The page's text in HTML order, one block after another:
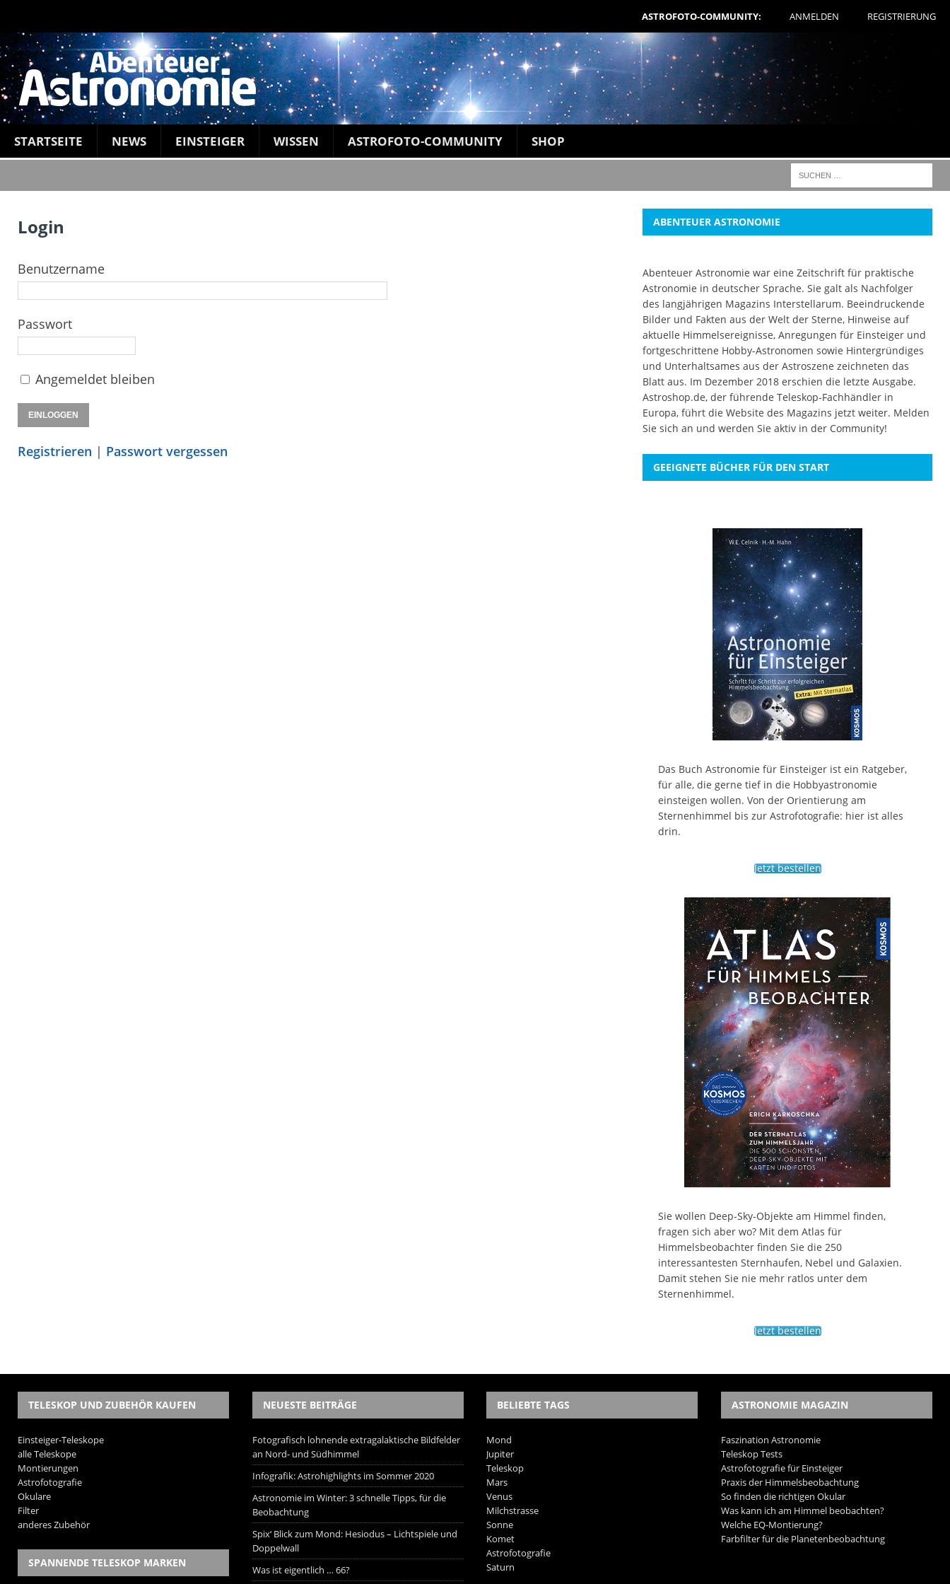
ASTROFOTO-COMMUNITY: ANMELDEN REGISTRIERUNG
STARTSEITE NEWS EINSTEIGER WISSEN ASTROFOTO-COMMUNITY SHOP
Login
Benutzername
Passwort
Angemeldet bleiben
Registrieren | Passwort vergessen
ABENTEUER ASTRONOMIE
Abenteuer Astronomie war eine Zeitschrift für praktische
Astronomie in deutscher Sprache. Sie galt als Nachfolger
des langjährigen Magazins Interstellarum. Beeindruckende
Bilder und Fakten aus der Welt der Sterne, Hinweise auf
aktuelle Himmelsereignisse, Anregungen für Einsteiger und
fortgeschrittene Hobby-Astronomen sowie Hintergründiges
und Unterhaltsames aus der Astroszene zeichneten das
Blatt aus. Im Dezember 2018 erschien die letzte Ausgabe.
Astroshop.de, der führende Teleskop-Fachhändler in
Europa, führt die Website des Magazins jetzt weiter. Melden
Sie sich an und werden Sie aktiv in der Community!
GEEIGNETE BÜCHER FÜR DEN START
Das Buch Astronomie für Einsteiger ist ein Ratgeber,
für alle, die gerne tief in die Hobbyastronomie
einsteigen wollen. Von der Orientierung am
Sternenhimmel bis zur Astrofotografie: hier ist alles
drin.
Jetzt bestellen
Sie wollen Deep-Sky-Objekte am Himmel finden,
fragen sich aber wo? Mit dem Atlas für
Himmelsbeobachter finden Sie die 250
interessantesten Sternhaufen, Nebel und Galaxien.
Damit stehen Sie nie mehr ratlos unter dem
Sternenhimmel.
Jetzt bestellen
TELESKOP UND ZUBEHÖR KAUFEN
Einsteiger-Teleskope
alle Teleskope
Montierungen
Astrofotografie
Okulare
Filter
anderes Zubehör
SPANNENDE TELESKOP MARKEN
NEUESTE BEITRÄGE
Fotografisch lohnende extragalaktische Bildfelder
an Nord- und Südhimmel
Infografik: Astrohighlights im Sommer 2020
Astronomie im Winter: 3 schnelle Tipps, für die
Beobachtung
Spix‘ Blick zum Mond: Hesiodus – Lichtspiele und
Doppelwall
Was ist eigentlich … 66?
BELIEBTE TAGS
Mond
Jupiter
Teleskop
Mars
Venus
Milchstrasse
Sonne
Komet
Astrofotografie
Saturn
ASTRONOMIE MAGAZIN
Faszination Astronomie
Teleskop Tests
Astrofotografie für Einsteiger
Praxis der Himmelsbeobachtung
So finden die richtigen Okular
Was kann ich am Himmel beobachten?
Welche EQ-Montierung?
Farbfilter für die Planetenbeobachtung